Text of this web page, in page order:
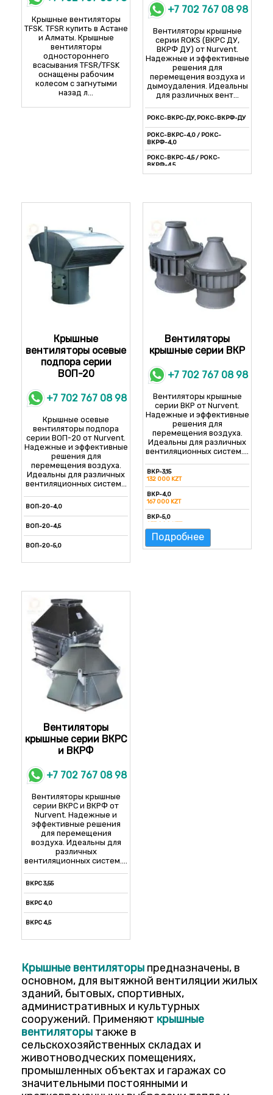
Крышные вентиляторы
TFSK. TFSR купить в Астане
и Алматы. Крышные
вентиляторы
одностороннего
всасывания TFSR/TFSK
оснащены рабочим
колесом с загнутыми
назад л...
+7 702 767 08 98
Вентиляторы крышные
серии ROKS (ВКРС ДУ,
ВКРФ ДУ) от Nurvent.
Надежные и эффективные
решения для
перемещения воздуха и
дымоудаления. Идеальны
для различных вент...
РОКС-ВКРС-ДУ, РОКС-ВКРФ-ДУ
РОКС-ВКРС-4,0 / РОКС-
ВКРФ-4,0
РОКС-ВКРС-4,5 / РОКС-
ВКРФ-4,5
РОКС-ВКРС-5,6 / РОКС-ВКРФ-5,6
РОКС-ВКРС-6,3 / РОКС-ВКРФ-6,3
РОКС-ВКРС-7,1 / РОКС-ВКРФ-7,1
РОКС-ВКРС-8,0 / РОКС-
ВКРФ-8,0
РОКС-ВКРС-9,0 / РОКС-
ВКРФ-9,0
РОКС-ВКРС-10,0 / РОКС-
ВКРФ-11,2
РОКС-ВКРС-12,5 / РОКС-
Крышные
вентиляторы осевые
подпора серии
ВОП-20
+7 702 767 08 98
Крышные осевые
вентиляторы подпора
серии ВОП-20 от Nurvent.
Надежные и эффективные
решения для
перемещения воздуха.
Идеальны для различных
вентиляционных систем...
ВОП-20-4,0
ВОП-20-4,5
ВОП-20-5,0
ВОП-20-5,6
ВОП-20-7,1
ВОП-20-8,0
ВОП-20-9,0
ВОП-20-10,0
ВОП-20-11,2
ВОП-20-12,5
Вентиляторы
крышные серии ВКР
+7 702 767 08 98
Вентиляторы крышные
серии ВКР от Nurvent.
Надежные и эффективные
решения для
перемещения воздуха.
Идеальны для различных
вентиляционных систем....
ВКР-3,15
132 000 KZT
ВКР-4,0
167 000 KZT
ВКР-5,0
233 000 KZT
ВКР-6,3
340 000 KZT
Подробнее
Вентиляторы
крышные серии ВКРС
и ВКРФ
+7 702 767 08 98
Вентиляторы крышные
серии ВКРС и ВКРФ от
Nurvent. Надежные и
эффективные решения
для перемещения
воздуха. Идеальны для
различных
вентиляционных систем....
ВКРС 3,55
ВКРС 4,0
ВКРС 4,5
ВКРС 5,0
ВКРС 5,6
ВКРС 6,3
ВКРС 7,1
ВКРФ 8,0
ВКРФ 10,0
ВКРФ 11,2
Крышные вентиляторы предназначены, в
основном, для вытяжной вентиляции жилых
зданий, бытовых, спортивных,
административных и культурных
сооружений. Применяют крышные
вентиляторы также в
сельскохозяйственных складах и
животноводческих помещениях,
промышленных объектах и гаражах со
значительными постоянными и